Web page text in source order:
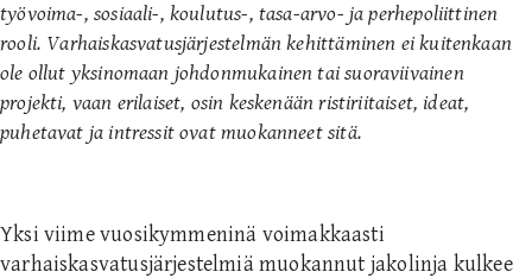
työvoima-, sosiaali-, koulutus-, tasa-arvo- ja perhepoliittinen
rooli. Varhaiskasvatusjärjestelmän kehittäminen ei kuitenkaan
ole ollut yksinomaan johdonmukainen tai suoraviivainen
projekti, vaan erilaiset, osin keskenään ristiriitaiset, ideat,
puhetavat ja intressit ovat muokanneet sitä.
Yksi viime vuosikymmeninä voimakkaasti
varhaiskasvatusjärjestelmiä muokannut jakolinja kulkee